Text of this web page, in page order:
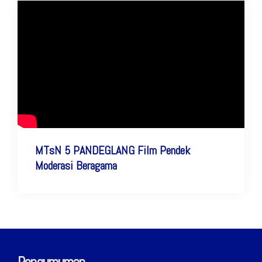
MTsN 5 PANDEGLANG Film Pendek
Moderasi Beragama